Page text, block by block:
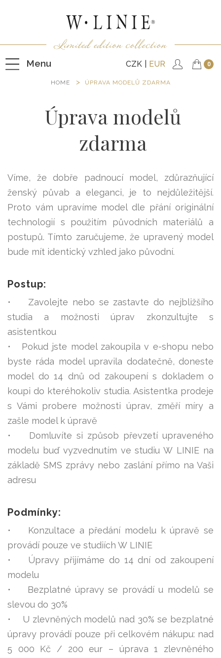
Menu CZK EUR 0
HALENKY
NEPODŠITÉ KABÁTKY
VESTY
KALHOTY
SUKNĚ
ŠATY
KABÁTY, BUNDY
HOME ÚPRAVA MODELŮ ZDARMA
Úprava modelů
zdarma
Víme, že dobře padnoucí model, zdůrazňující
ženský půvab a eleganci, je to nejdůležitější.
Proto vám upravíme model dle přání originální
technologií s použitím původních materiálů a
postupů. Tímto zaručujeme, že upravený model
bude mít identický vzhled jako původní.
Postup:
• Zavolejte nebo se zastavte do nejbližšího
studia a možnosti úprav zkonzultujte s
asistentkou
• Pokud jste model zakoupila v e-shopu nebo
byste ráda model upravila dodatečně, doneste
model do 14 dnů od zakoupení s dokladem o
koupi do kteréhokoliv studia. Asistentka prodeje
s Vámi probere možnosti úprav, změří míry a
zašle model k úpravě
• Domluvíte si způsob převzetí upraveného
modelu buď vyzvednutím ve studiu W LINIE na
základě SMS zprávy nebo zaslání přímo na Vaši
adresu
Podmínky:
• Konzultace a předání modelu k úpravě se
provádí pouze ve studiích W LINIE
• Úpravy přijímáme do 14 dní od zakoupení
modelu
• Bezplatné úpravy se provádí u modelů se
slevou do 30%
• U zlevněných modelů nad 30% se bezplatné
úpravy provádí pouze při celkovém nákupu: nad
5 000 Kč / 200 eur – úprava 1 zlevněného